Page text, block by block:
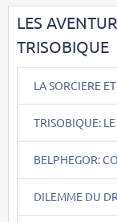
LES
TRISOBIQUE
LA SORCIERE
TRISOBIQUE:
BELPHEGOR:
DILEMME DU